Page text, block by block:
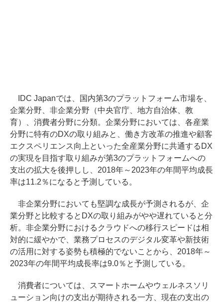
IDC Japanでは、国内第3のプラットフォーム市場を、
企業分野、非企業分野（中央官庁、地方自治体、教
育）、消費者分野に分類。企業分野においては、各産業
分野に特有のDXの取り組みと、働き方改革の推進や顧客
エクスペリエンス向上といった全産業分野に共通するDX
の実現を目指す取り組みが第3のプラットフォームへの
支出の拡大を後押しし、2018年～2023年の年間平均成長
率は11.2％になると予測している。
非企業分野においても堅調な成長が予測されるが、企
業分野と比較するとDXの取り組みがやや遅れていると分
析。非企業分野におけるクラウドへの移行スピードは相
対的に緩やかで、業務プロセスのデジタル変革や新技術
の活用に対する姿勢も積極的でないことから、2018年～
2023年の年間平均成長率は9.0％と予測している。
消費者については、スマートホームやウェルネスソリ
ューション向けの支出が期待される一方、現在の支出の